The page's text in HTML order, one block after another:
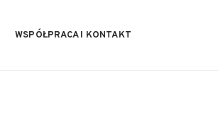
WSPÓŁPRACA I KONTAKT